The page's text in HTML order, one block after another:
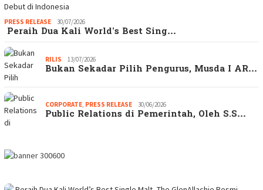
PRESS RELEASE 30/07/2026
Peraih Dua Kali World’s Best Sing…
RILIS 13/07/2026
Bukan Sekadar Pilih Pengurus, Musda I AR…
CORPORATE, PRESS RELEASE 30/06/2026
Public Relations di Pemerintah, Oleh S.S…